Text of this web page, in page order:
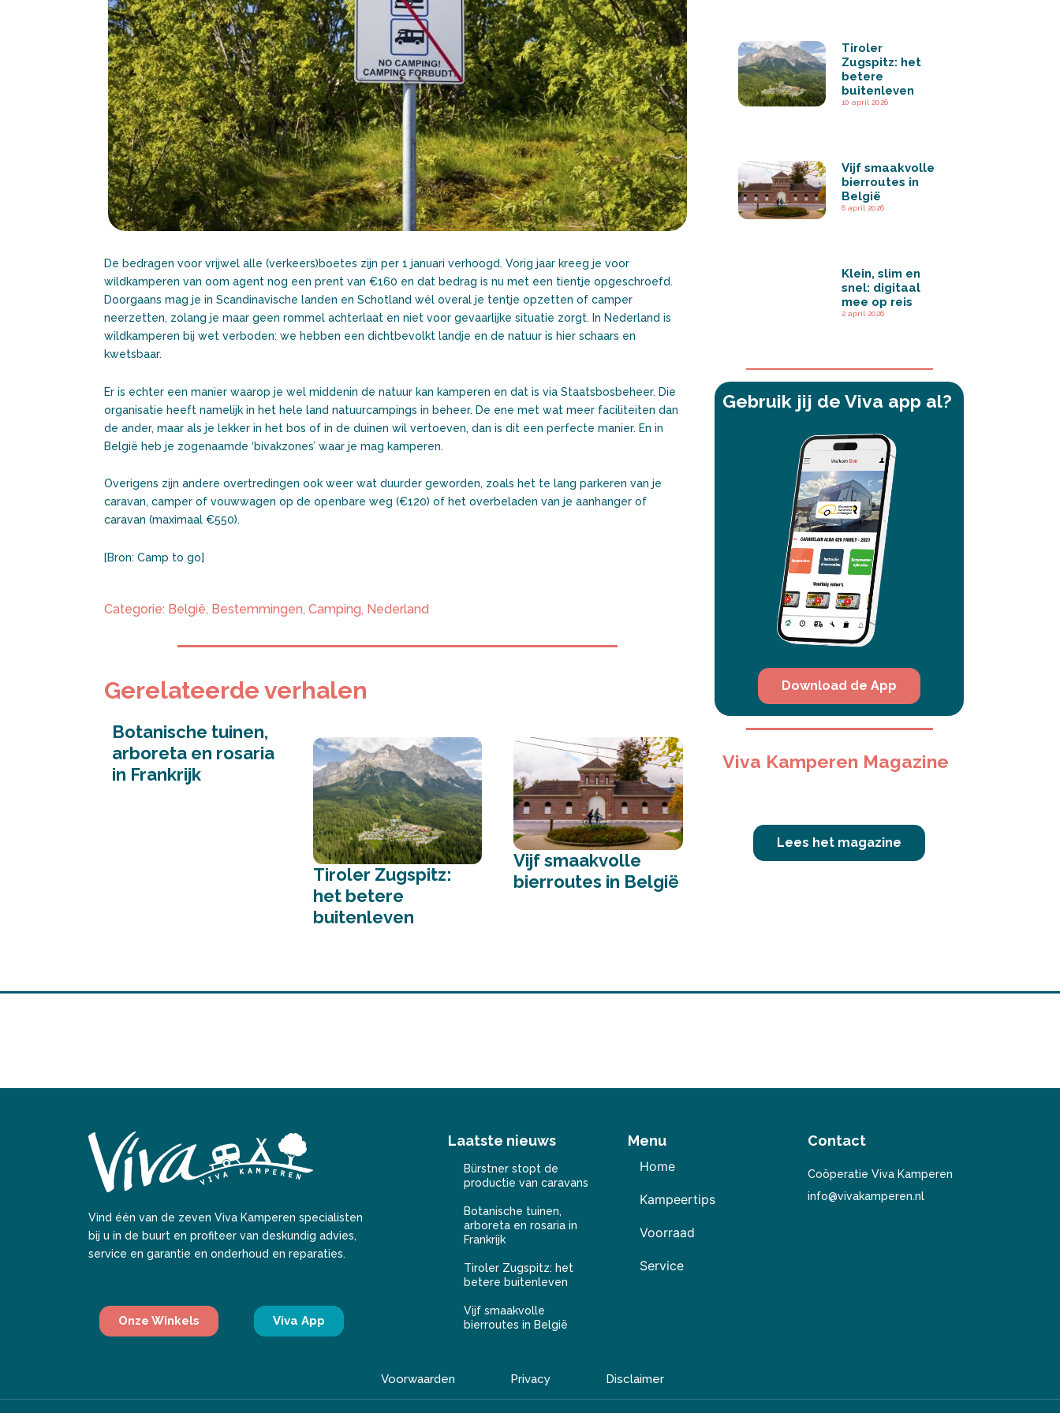
De bedragen voor vrijwel alle (verkeers)boetes zijn per 1 januari verhoogd. Vorig jaar kreeg je voor
wildkamperen van oom agent nog een prent van €160 en dat bedrag is nu met een tientje opgeschroefd.
Doorgaans mag je in Scandinavische landen en Schotland wél overal je tentje opzetten of camper
neerzetten, zolang je maar geen rommel achterlaat en niet voor gevaarlijke situatie zorgt. In Nederland is
wildkamperen bij wet verboden: we hebben een dichtbevolkt landje en de natuur is hier schaars en
kwetsbaar.
Er is echter een manier waarop je wel middenin de natuur kan kamperen en dat is via Staatsbosbeheer. Die
organisatie heeft namelijk in het hele land natuurcampings in beheer. De ene met wat meer faciliteiten dan
de ander, maar als je lekker in het bos of in de duinen wil vertoeven, dan is dit een perfecte manier. En in
België heb je zogenaamde ‘bivakzones’ waar je mag kamperen.
Overigens zijn andere overtredingen ook weer wat duurder geworden, zoals het te lang parkeren van je
caravan, camper of vouwwagen op de openbare weg (€120) of het overbeladen van je aanhanger of
caravan (maximaal €550).
[Bron: Camp to go]
Categorie: België, Bestemmingen, Camping, Nederland
Gerelateerde verhalen
Botanische tuinen,
arboreta en rosaria
in Frankrijk
Tiroler Zugspitz:
het betere
buitenleven
Vijf smaakvolle
bierroutes in België
Tiroler
Zugspitz: het
betere
buitenleven
10 april 2026
Vijf smaakvolle
bierroutes in
België
6 april 2026
Klein, slim en
snel: digitaal
mee op reis
2 april 2026
Gebruik jij de Viva app al?
Download de App
Viva Kamperen Magazine
Lees het magazine
Vind één van de zeven Viva Kamperen specialisten
bij u in de buurt en profiteer van deskundig advies,
service en garantie en onderhoud en reparaties.
Onze Winkels Viva App
Laatste nieuws
Bürstner stopt de
productie van caravans
Botanische tuinen,
arboreta en rosaria in
Frankrijk
Tiroler Zugspitz: het
betere buitenleven
Vijf smaakvolle
bierroutes in België
Menu
Home
Kampeertips
Voorraad
Service
Contact
Coöperatie Viva Kamperen
info@vivakamperen.nl
Voorwaarden Privacy Disclaimer